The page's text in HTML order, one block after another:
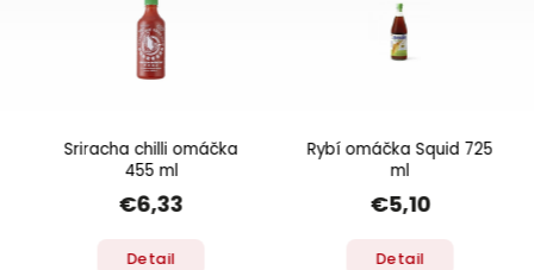
Sriracha chilli omáčka
455 ml
€6,33
Detail
Rybí omáčka Squid 725
ml
€5,10
Detail